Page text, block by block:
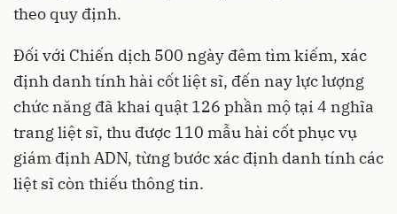
theo quy định.
Đối với Chiến dịch 500 ngày đêm tìm kiếm, xác
định danh tính hài cốt liệt sĩ, đến nay lực lượng
chức năng đã khai quật 126 phần mộ tại 4 nghĩa
trang liệt sĩ, thu được 110 mẫu hài cốt phục vụ
giám định ADN, từng bước xác định danh tính các
liệt sĩ còn thiếu thông tin.